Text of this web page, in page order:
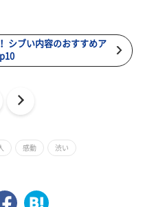
シブい内容のおすすめア
感動 渋い